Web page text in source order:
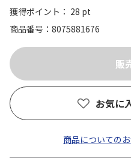
獲得ポイント： 28 pt
商品番号
8075881676
お気に
商品についての